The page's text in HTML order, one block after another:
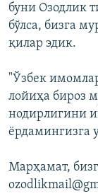
буни Озодлик
бўлса, бизга
қилар эдик.
"Ўзбек
лойиҳа бироз
нодирлигини
ёрдамингизга
Марҳамат,